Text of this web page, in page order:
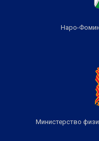
Наро-
Министерство